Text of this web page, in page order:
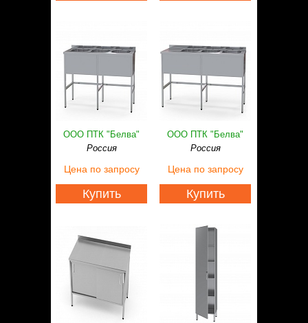
ООО ПТК "Белва"
Россия
Цена по запросу
Купить
ООО ПТК "Белва"
Россия
Цена по запросу
Купить